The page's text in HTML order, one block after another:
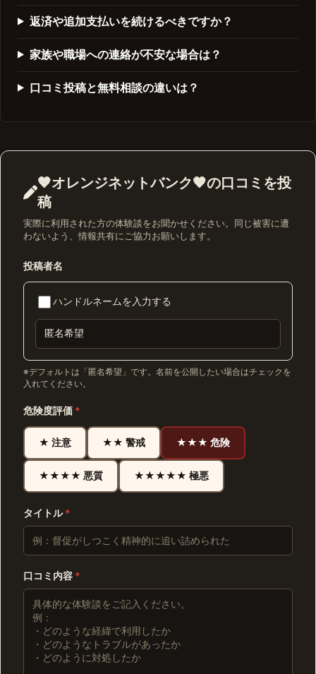
返済や追加支払いを続けるべきですか？
家族や職場への連絡が不安な場合は？
口コミ投稿と無料相談の違いは？
🧡オレンジネットバンク🧡の口コミを投
稿
実際に利用された方の体験談をお聞かせください。同じ被害に遭
わないよう、情報共有にご協力お願いします。
投稿者名
ハンドルネームを入力する
※デフォルトは「匿名希望」です。名前を公開したい場合はチェックを
入れてください。
危険度評価 *
★ 注意 ★★ 警戒 ★★★ 危険
★★★★ 悪質 ★★★★★ 極悪
タイトル*
口コミ内容 *